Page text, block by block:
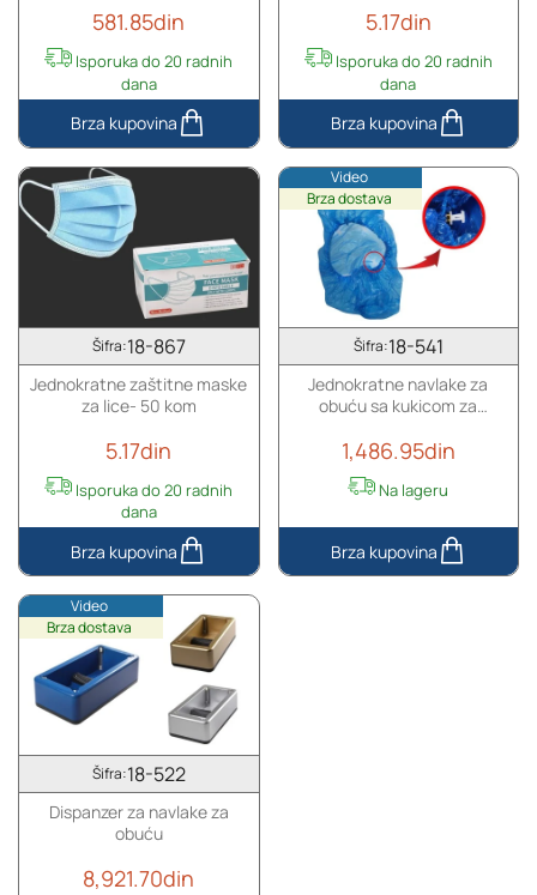
581.85din
Isporuka do 20 radnih
dana
Jednokratne
za
obuću
(bez
komada
5.17din
Isporuka do 20 radnih
dana
Zaštitne
za
lice
jednokratnu
upotrebu
(nemedicinske)
-
50
kom
Šifra:18-867
Jednokratne zaštitne maske
za lice- 50 kom
5.17din
Isporuka do 20 radnih
dana
Jednokratne
maske
za
lice-
50
kom
Šifra:18-541
Jednokratne navlake za
obuću sa kukicom za
Video
Brza dostava
1,486.95din
Na lageru
Jednokratne
Šifra:18-522
Dispanzer za navlake za
obuću
Video
Brza dostava
8,921.70din